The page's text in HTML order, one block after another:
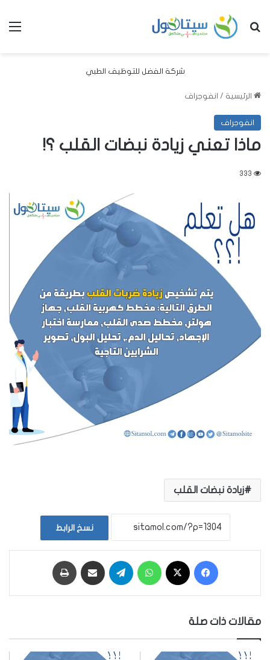
بحث عن
شركة الفضل للتوظيف الطبي
الرئيسية / انفوجراف
انفوجراف
ماذا تعني زيادة نبضات القلب ؟!
333
زيادة نبضات القلب
نسخ الرابط
مقالات ذات صلة